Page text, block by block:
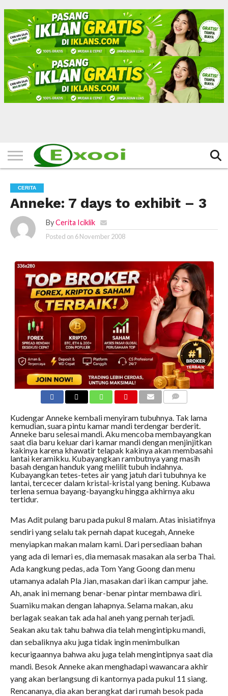
HOME
FILTER
BERITA
BIODATA
CERITA
CERPEN
EKSKLUSIF
FOTO
VIDEO
TIPS
MORE
CERITA
Anneke: 7 days to exhibit – 3
By Cerita Iciklik
Posted on 6 November 2008
Kudengar Anneke kembali menyiram tubuhnya. Tak lama
kemudian, suara pintu kamar mandi terdengar berderit.
Anneke baru selesai mandi. Aku mencoba membayangkan
saat dia baru keluar dari kamar mandi dengan menjinjitkan
kakinya karena khawatir telapak kakinya akan membasahi
lantai keramikku. Kubayangkan rambutnya yang masih
basah dengan handuk yang melilit tubuh indahnya.
Kubayangkan tetes-tetes air yang jatuh dari tubuhnya ke
lantai, tercecer dalam kristal-kristal yang bening. Kubawa
terlena semua bayang-bayangku hingga akhirnya aku
tertidur.
Mas Adit pulang baru pada pukul 8 malam. Atas inisiatifnya
sendiri yang selalu tak pernah dapat kucegah, Anneke
menyiapkan makan malam kami. Dari persediaan bahan
yang ada di lemari es, dia memasak masakan ala serba Thai.
Ada kangkung pedas, ada Tom Yang Goong dan menu
utamanya adalah Pla Jian, masakan dari ikan campur jahe.
Ah, anak ini memang benar-benar pintar membawa diri.
Suamiku makan dengan lahapnya. Selama makan, aku
berlagak seakan tak ada hal aneh yang pernah terjadi.
Seakan aku tak tahu bahwa dia telah mengintipku mandi,
dan sebaliknya aku juga tidak ingin menimbulkan
kecurigaannya bahwa aku juga telah mengintipnya saat dia
mandi. Besok Anneke akan menghadapi wawancara akhir
yang akan berlangsung di kantornya pada pukul 11 siang.
Rencananya, dia akan berangkat dari rumah besok pada